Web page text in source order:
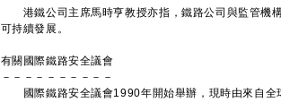
港鐵公司主席馬時亨教授亦指，鐵路公司與監管機
可持續發展。
有關國際鐵路安全議會
－－－－－－－－－－
國際鐵路安全議會1990年開始舉辦，現時由來自全